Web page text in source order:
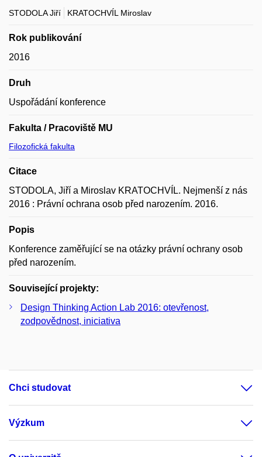
STODOLA Jiří KRATOCHVÍL Miroslav
Rok publikování
2016
Druh
Uspořádání konference
Fakulta / Pracoviště MU
Filozofická fakulta
Citace
STODOLA, Jiří a Miroslav KRATOCHVÍL. Nejmenší z nás
2016 : Právní ochrana osob před narozením. 2016.
Popis
Konference zaměřující se na otázky právní ochrany osob
před narozením.
Související projekty:
Design Thinking Action Lab 2016: otevřenost,
zodpovědnost, iniciativa
Chci studovat
Výzkum